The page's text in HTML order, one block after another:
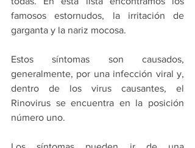
famosos estornudos, la irritación de
garganta y la nariz mocosa.
Estos síntomas son causados,
generalmente, por una infección viral y,
dentro de los virus causantes, el
Rinovirus se encuentra en la posición
número uno.